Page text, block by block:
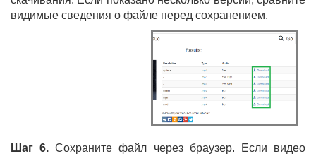
видимые сведения о файле перед сохранением.
Шаг 6. Сохраните файл через браузер. Если видео